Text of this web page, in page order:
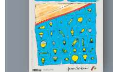
The complete
press review on this link